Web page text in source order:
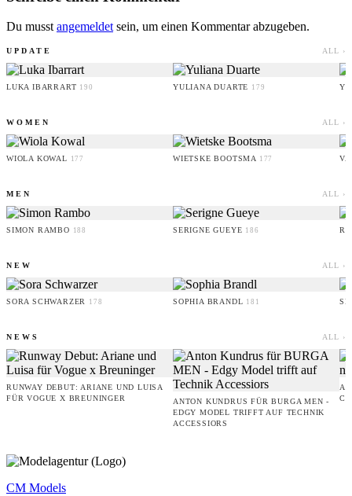
Du musst angemeldet sein, um einen Kommentar abzugeben.
UPDATE ALL ›
LUKA IBARRART 190 YULIANA DUARTE 179
WOMEN ALL ›
WIOLA KOWAL 177 WIETSKE BOOTSMA 177
MEN ALL ›
SIMON RAMBO 188 SERIGNE GUEYE 186
NEW ALL ›
SORA SCHWARZER 178 SOPHIA BRANDL 181
NEWS ALL ›
RUNWAY DEBUT: ARIANE UND LUISA
FÜR VOGUE X BREUNINGER
ANTON KUNDRUS FÜR BURGA MEN -
EDGY MODEL TRIFFT AUF TECHNIK
ACCESSIORS
CM Models